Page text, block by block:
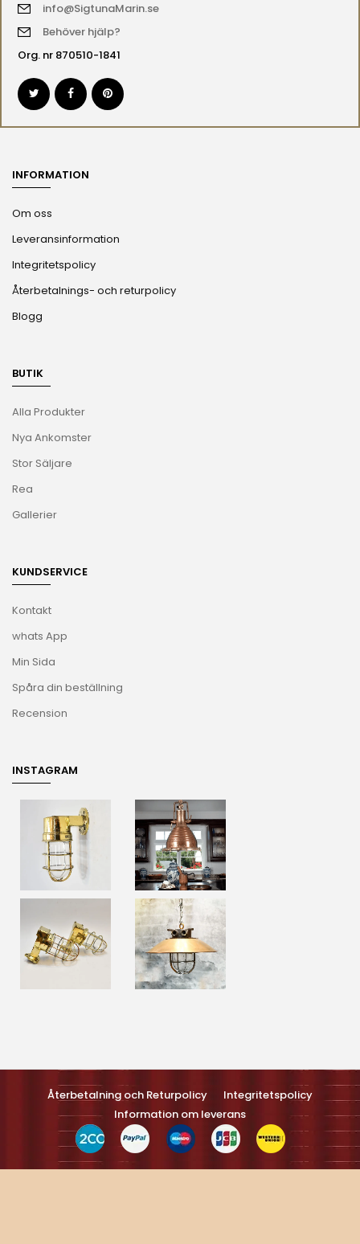
info@SigtunaMarin.se
Behöver hjälp?
Org. nr 870510-1841
INFORMATION
Om oss
Leveransinformation
Integritetspolicy
Återbetalnings- och returpolicy
Blogg
BUTIK
Alla Produkter
Nya Ankomster
Stor Säljare
Rea
Gallerier
KUNDSERVICE
Kontakt
whats App
Min Sida
Spåra din beställning
Recension
INSTAGRAM
Återbetalning och Returpolicy
Integritetspolicy
Information om leverans
Turns on site high speed to be attractive feller people and search
engines.